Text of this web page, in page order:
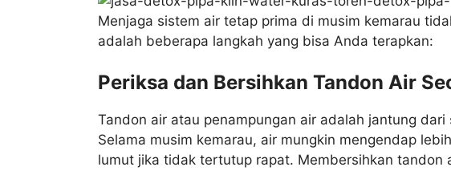
Menjaga sistem air tetap prima di musim kemarau
adalah beberapa langkah yang bisa Anda terapkan:
Periksa dan Bersihkan Tandon Air
Tandon air atau penampungan air adalah jantung
Selama musim kemarau, air mungkin mengendap
lumut jika tidak tertutup rapat. Membersihkan